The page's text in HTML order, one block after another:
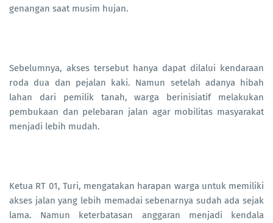
genangan saat musim hujan.
Sebelumnya, akses tersebut hanya dapat dilalui kendaraan
roda dua dan pejalan kaki. Namun setelah adanya hibah
lahan dari pemilik tanah, warga berinisiatif melakukan
pembukaan dan pelebaran jalan agar mobilitas masyarakat
menjadi lebih mudah.
Ketua RT 01, Turi, mengatakan harapan warga untuk memiliki
akses jalan yang lebih memadai sebenarnya sudah ada sejak
lama. Namun keterbatasan anggaran menjadi kendala